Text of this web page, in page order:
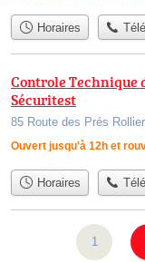
Horaires
Controle Technique
Sécuritest
85 Route des Prés
Ouvert jusqu'à 12h et
Horaires
1